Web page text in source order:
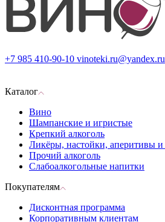
+7 985 410-90-10 vinoteki.ru@yandex.ru
Каталог
Вино
Шампанские и игристые
Крепкий алкоголь
Ликёры, настойки, аперитивы и
Прочий алкоголь
Слабоалкогольные напитки
Покупателям
Дисконтная программа
Корпоративным клиентам